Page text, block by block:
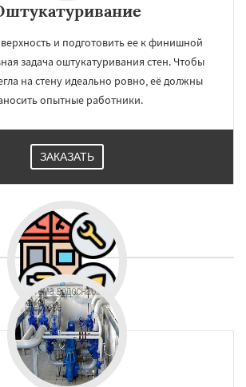
и подготовить ее к финишной
задача оштукатуривания стен. Чтобы
на стену идеально ровно, её должны
опытные работники.
ЗАКАЗАТЬ